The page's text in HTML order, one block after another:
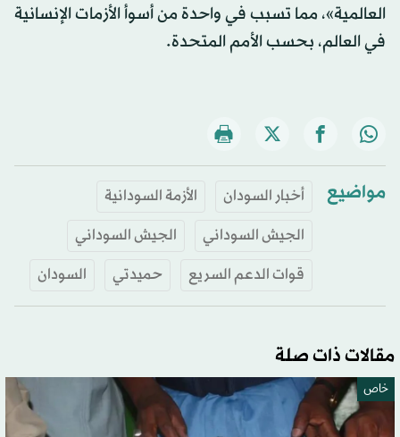
العالمية»، مما تسبب في واحدة من أسوأ الأزمات الإنسانية
في العالم، بحسب الأمم المتحدة.
مواضيع أخبار السودان
الأزمة السودانية
الجيش السوداني
الجيش السوداني
قوات الدعم السريع
حميدتي السودان
مقالات ذات صلة
خاص